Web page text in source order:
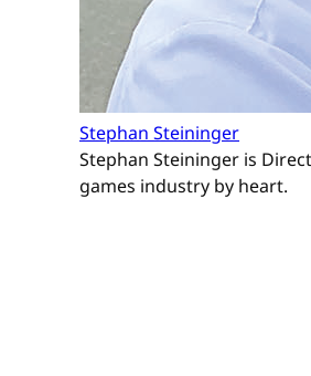
Stephan Steininger
Stephan Steininger is
games industry by heart.